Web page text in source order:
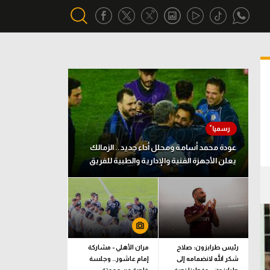
أقسام خاصة
Gamers
ميركاتو
تحقيق في الجول
تقرير في الجول
تحليل في الجول
حكايات في الجول
كويز في الجول
فيديو في الجول
عودة محمد أسامة ومحلل أداء جديد.. الزمالك
يعلن الأجهزة الفنية والإدارية والطبية للفريق
رئيس طرابزون: صلاح
شكر الله لانضمامه إلى
مران الأهلي - مشاركة
إمام عاشور.. وجلسة